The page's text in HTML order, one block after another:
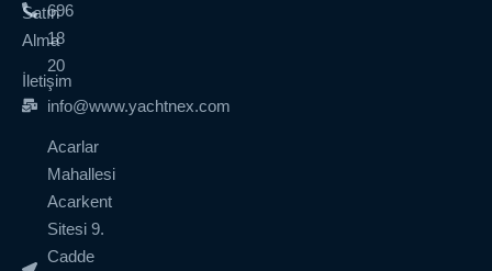
696
18
20
info@www.yachtnex.com
Acarlar
Mahallesi
Acarkent
Sitesi 9.
Cadde
Satın
Alma
İletişim